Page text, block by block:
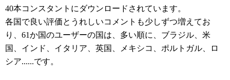
40本コンスタントにダウンロードされています。
各国で良い評価とうれしいコメントも少しずつ増えてお
り、61か国のユーザーの国は、多い順に、ブラジル、米
国、インド、イタリア、英国、メキシコ、ポルトガル、ロ
シア......です。